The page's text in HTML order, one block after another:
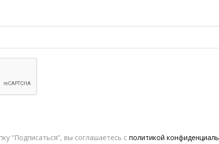
“Подписаться”, вы соглашаетесь с политикой